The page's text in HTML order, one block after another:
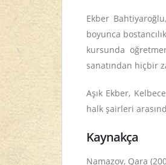
Ekber
boyunca
kursunda
sanatından hiçbir
Aşık Ekber,
halk şairleri
Kaynakça
Namazov, Qara